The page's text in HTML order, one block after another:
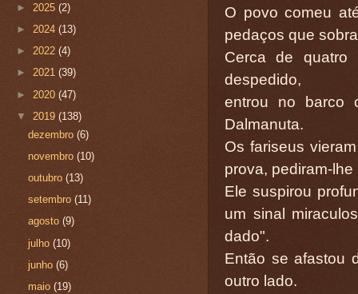
O povo comeu
pedaços que
Cerca de quatro
despedido,
entrou no barco
Dalmanuta.
Os fariseus
prova, pediram-
Ele suspirou
um sinal
dado".
Então se afastou
outro lado.
► 2025 (2)
► 2024 (13)
► 2022 (4)
► 2021 (39)
► 2020 (47)
▼ 2019 (138)
dezembro(6)
novembro(10)
outubro(13)
setembro(11)
agosto(9)
julho(10)
junho(6)
maio(19)